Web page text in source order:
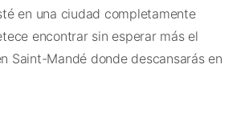
en una ciudad completamente
encontrar sin esperar más el
Saint-Mandé donde descansarás en